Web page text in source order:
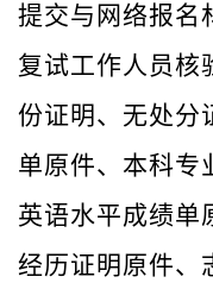
提交与网络报名
复试工作人员核
份证明、 无处分
单原件、本科专
英语水平成绩单
经历证明原件、